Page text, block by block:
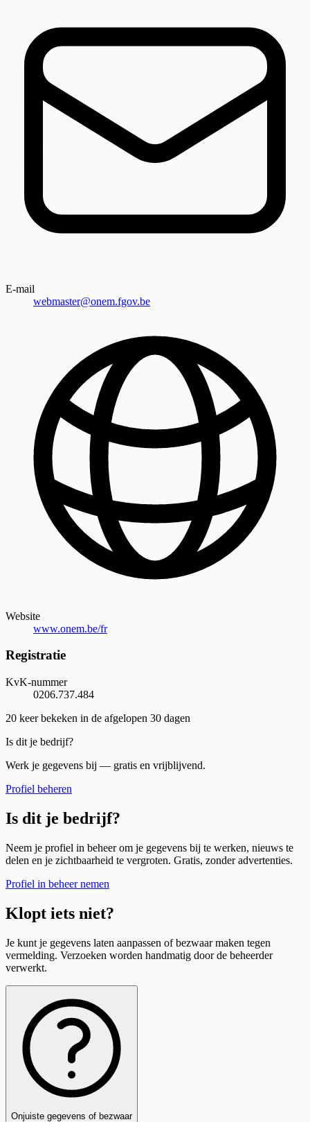
E-mail
webmaster@onem.fgov.be
Website
www.onem.be/fr
Registratie
KvK-nummer
0206.737.484
20 keer bekeken in de afgelopen 30 dagen
Is dit je bedrijf?
Werk je gegevens bij — gratis en vrijblijvend.
Profiel beheren
Is dit je bedrijf?
Neem je profiel in beheer om je gegevens bij te werken, nieuws te
delen en je zichtbaarheid te vergroten. Gratis, zonder advertenties.
Profiel in beheer nemen
Klopt iets niet?
Je kunt je gegevens laten aanpassen of bezwaar maken tegen
vermelding. Verzoeken worden handmatig door de beheerder
verwerkt.
Onjuiste gegevens of bezwaar